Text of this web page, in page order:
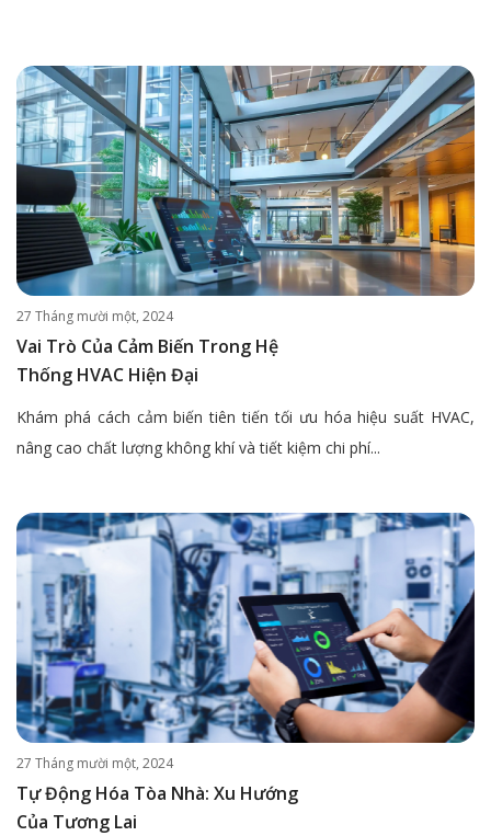
27 Tháng mười một, 2024
Vai Trò Của Cảm Biến Trong Hệ
Thống HVAC Hiện Đại
Khám phá cách cảm biến tiên tiến tối ưu hóa hiệu suất HVAC,
nâng cao chất lượng không khí và tiết kiệm chi phí...
27 Tháng mười một, 2024
Tự Động Hóa Tòa Nhà: Xu Hướng
Của Tương Lai